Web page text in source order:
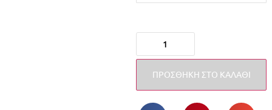
ΠΡΟΣΘΉΚΗ ΣΤΟ ΚΑΛΆΘΙ